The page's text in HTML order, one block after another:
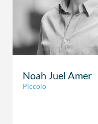
Noah Juel Amer
Piccolo